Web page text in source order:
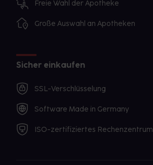
Freie Wahl der Apotheke
Große Auswahl an Apotheken
Sicher einkaufen
SSL-Verschlüsselung
Software Made in Germany
ISO-zertifiziertes Rechenzentrum